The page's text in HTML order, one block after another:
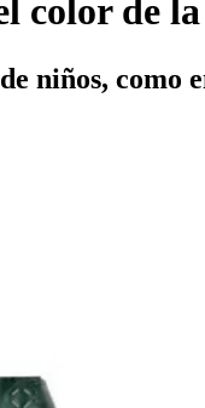
color de
niños, como